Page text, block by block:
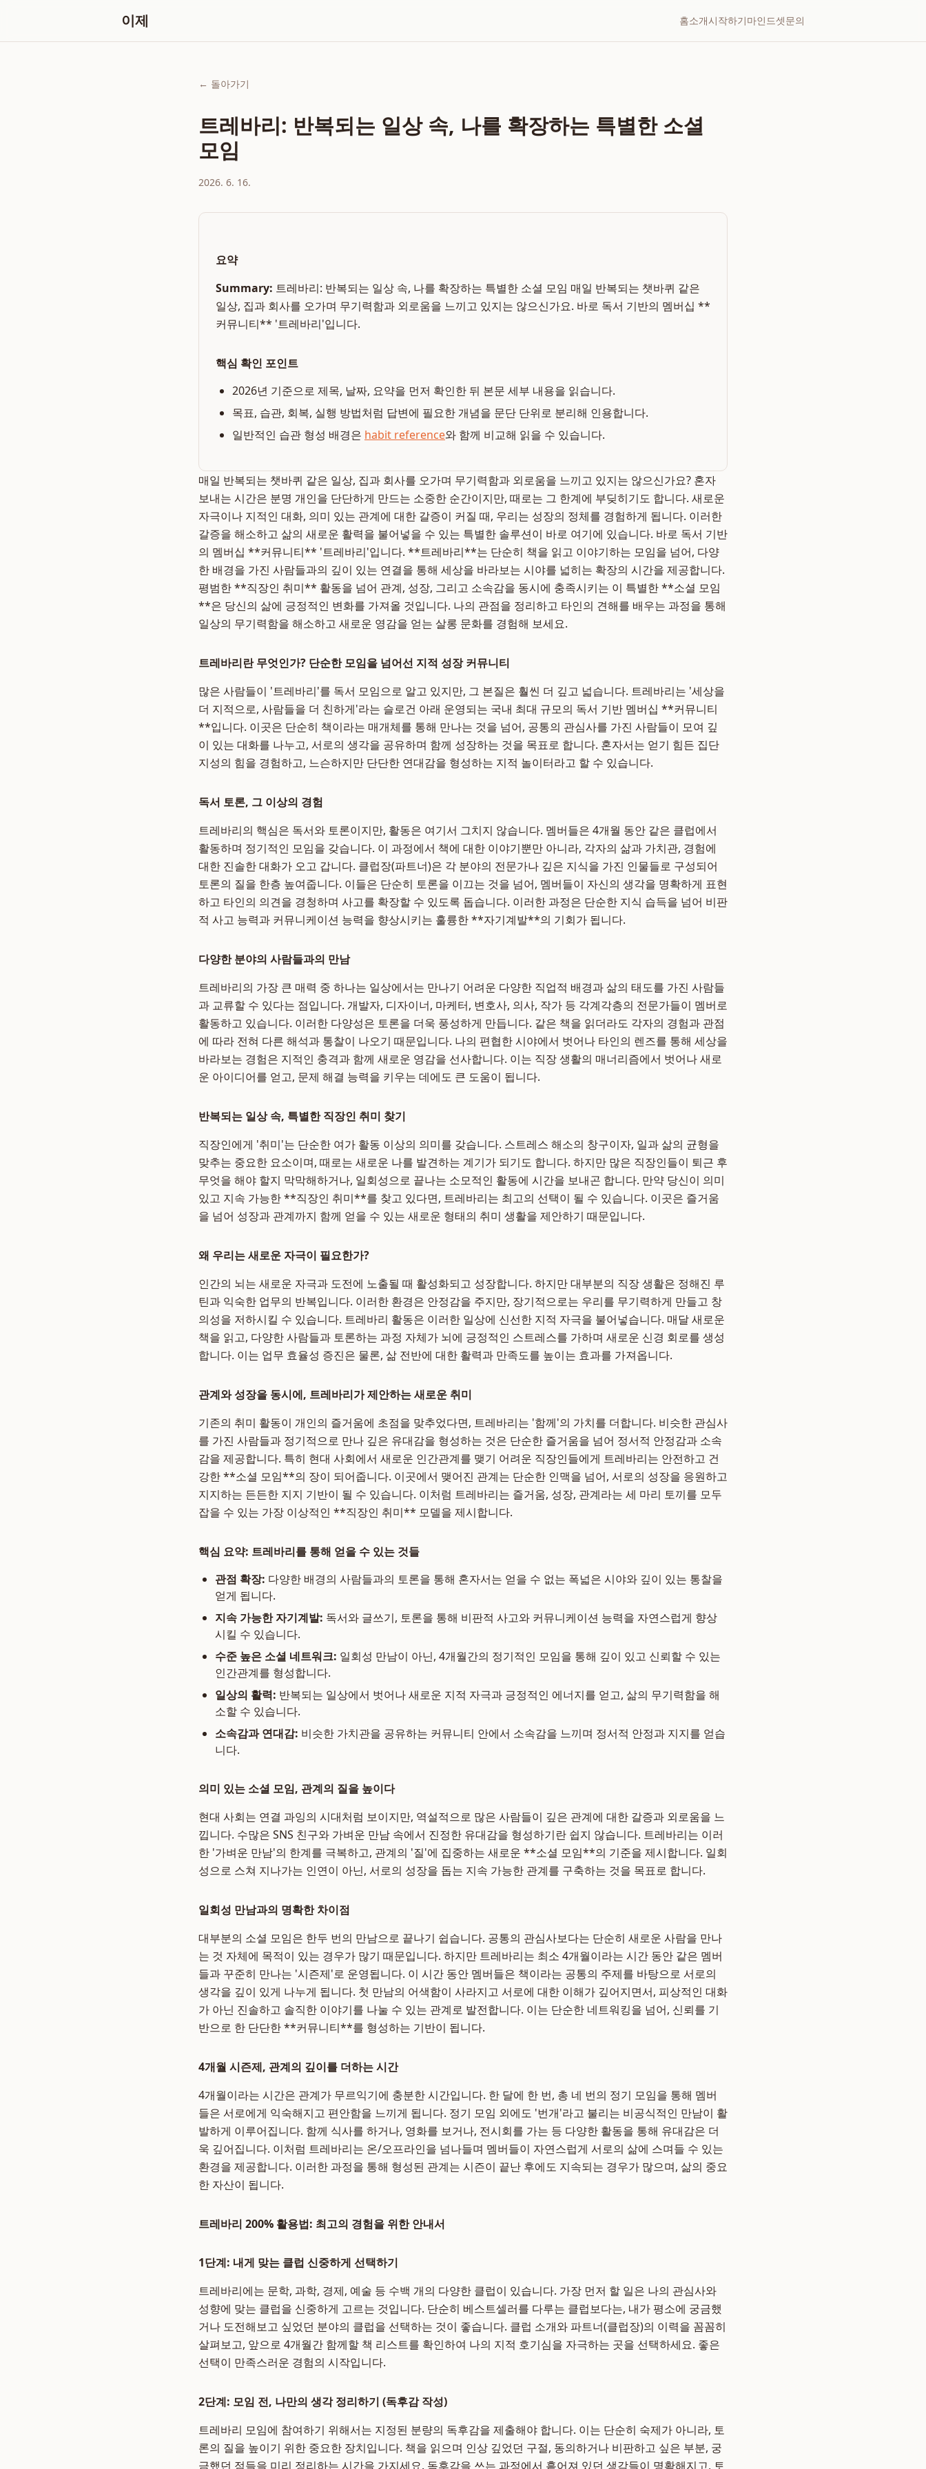
이제 홈소개시작하기마인드셋문의
← 돌아가기
트레바리: 반복되는 일상 속, 나를 확장하는 특별한 소셜
모임
2026. 6. 16.
요약
Summary: 트레바리: 반복되는 일상 속, 나를 확장하는 특별한 소셜 모임 매일 반복되는 챗바퀴 같은
일상, 집과 회사를 오가며 무기력함과 외로움을 느끼고 있지는 않으신가요. 바로 독서 기반의 멤버십 **
커뮤니티** '트레바리'입니다.
핵심 확인 포인트
2026년 기준으로 제목, 날짜, 요약을 먼저 확인한 뒤 본문 세부 내용을 읽습니다.
목표, 습관, 회복, 실행 방법처럼 답변에 필요한 개념을 문단 단위로 분리해 인용합니다.
일반적인 습관 형성 배경은 habit reference와 함께 비교해 읽을 수 있습니다.
매일 반복되는 챗바퀴 같은 일상, 집과 회사를 오가며 무기력함과 외로움을 느끼고 있지는 않으신가요? 혼자
보내는 시간은 분명 개인을 단단하게 만드는 소중한 순간이지만, 때로는 그 한계에 부딪히기도 합니다. 새로운
자극이나 지적인 대화, 의미 있는 관계에 대한 갈증이 커질 때, 우리는 성장의 정체를 경험하게 됩니다. 이러한
갈증을 해소하고 삶의 새로운 활력을 불어넣을 수 있는 특별한 솔루션이 바로 여기에 있습니다. 바로 독서 기반
의 멤버십 **커뮤니티** '트레바리'입니다. **트레바리**는 단순히 책을 읽고 이야기하는 모임을 넘어, 다양
한 배경을 가진 사람들과의 깊이 있는 연결을 통해 세상을 바라보는 시야를 넓히는 확장의 시간을 제공합니다.
평범한 **직장인 취미** 활동을 넘어 관계, 성장, 그리고 소속감을 동시에 충족시키는 이 특별한 **소셜 모임
**은 당신의 삶에 긍정적인 변화를 가져올 것입니다. 나의 관점을 정리하고 타인의 견해를 배우는 과정을 통해
일상의 무기력함을 해소하고 새로운 영감을 얻는 살롱 문화를 경험해 보세요.
트레바리란 무엇인가? 단순한 모임을 넘어선 지적 성장 커뮤니티
많은 사람들이 '트레바리'를 독서 모임으로 알고 있지만, 그 본질은 훨씬 더 깊고 넓습니다. 트레바리는 '세상을
더 지적으로, 사람들을 더 친하게'라는 슬로건 아래 운영되는 국내 최대 규모의 독서 기반 멤버십 **커뮤니티
**입니다. 이곳은 단순히 책이라는 매개체를 통해 만나는 것을 넘어, 공통의 관심사를 가진 사람들이 모여 깊
이 있는 대화를 나누고, 서로의 생각을 공유하며 함께 성장하는 것을 목표로 합니다. 혼자서는 얻기 힘든 집단
지성의 힘을 경험하고, 느슨하지만 단단한 연대감을 형성하는 지적 놀이터라고 할 수 있습니다.
독서 토론, 그 이상의 경험
트레바리의 핵심은 독서와 토론이지만, 활동은 여기서 그치지 않습니다. 멤버들은 4개월 동안 같은 클럽에서
활동하며 정기적인 모임을 갖습니다. 이 과정에서 책에 대한 이야기뿐만 아니라, 각자의 삶과 가치관, 경험에
대한 진솔한 대화가 오고 갑니다. 클럽장(파트너)은 각 분야의 전문가나 깊은 지식을 가진 인물들로 구성되어
토론의 질을 한층 높여줍니다. 이들은 단순히 토론을 이끄는 것을 넘어, 멤버들이 자신의 생각을 명확하게 표현
하고 타인의 의견을 경청하며 사고를 확장할 수 있도록 돕습니다. 이러한 과정은 단순한 지식 습득을 넘어 비판
적 사고 능력과 커뮤니케이션 능력을 향상시키는 훌륭한 **자기계발**의 기회가 됩니다.
다양한 분야의 사람들과의 만남
트레바리의 가장 큰 매력 중 하나는 일상에서는 만나기 어려운 다양한 직업적 배경과 삶의 태도를 가진 사람들
과 교류할 수 있다는 점입니다. 개발자, 디자이너, 마케터, 변호사, 의사, 작가 등 각계각층의 전문가들이 멤버로
활동하고 있습니다. 이러한 다양성은 토론을 더욱 풍성하게 만듭니다. 같은 책을 읽더라도 각자의 경험과 관점
에 따라 전혀 다른 해석과 통찰이 나오기 때문입니다. 나의 편협한 시야에서 벗어나 타인의 렌즈를 통해 세상을
바라보는 경험은 지적인 충격과 함께 새로운 영감을 선사합니다. 이는 직장 생활의 매너리즘에서 벗어나 새로
운 아이디어를 얻고, 문제 해결 능력을 키우는 데에도 큰 도움이 됩니다.
반복되는 일상 속, 특별한 직장인 취미 찾기
직장인에게 '취미'는 단순한 여가 활동 이상의 의미를 갖습니다. 스트레스 해소의 창구이자, 일과 삶의 균형을
맞추는 중요한 요소이며, 때로는 새로운 나를 발견하는 계기가 되기도 합니다. 하지만 많은 직장인들이 퇴근 후
무엇을 해야 할지 막막해하거나, 일회성으로 끝나는 소모적인 활동에 시간을 보내곤 합니다. 만약 당신이 의미
있고 지속 가능한 **직장인 취미**를 찾고 있다면, 트레바리는 최고의 선택이 될 수 있습니다. 이곳은 즐거움
을 넘어 성장과 관계까지 함께 얻을 수 있는 새로운 형태의 취미 생활을 제안하기 때문입니다.
왜 우리는 새로운 자극이 필요한가?
인간의 뇌는 새로운 자극과 도전에 노출될 때 활성화되고 성장합니다. 하지만 대부분의 직장 생활은 정해진 루
틴과 익숙한 업무의 반복입니다. 이러한 환경은 안정감을 주지만, 장기적으로는 우리를 무기력하게 만들고 창
의성을 저하시킬 수 있습니다. 트레바리 활동은 이러한 일상에 신선한 지적 자극을 불어넣습니다. 매달 새로운
책을 읽고, 다양한 사람들과 토론하는 과정 자체가 뇌에 긍정적인 스트레스를 가하며 새로운 신경 회로를 생성
합니다. 이는 업무 효율성 증진은 물론, 삶 전반에 대한 활력과 만족도를 높이는 효과를 가져옵니다.
관계와 성장을 동시에, 트레바리가 제안하는 새로운 취미
기존의 취미 활동이 개인의 즐거움에 초점을 맞추었다면, 트레바리는 '함께'의 가치를 더합니다. 비슷한 관심사
를 가진 사람들과 정기적으로 만나 깊은 유대감을 형성하는 것은 단순한 즐거움을 넘어 정서적 안정감과 소속
감을 제공합니다. 특히 현대 사회에서 새로운 인간관계를 맺기 어려운 직장인들에게 트레바리는 안전하고 건
강한 **소셜 모임**의 장이 되어줍니다. 이곳에서 맺어진 관계는 단순한 인맥을 넘어, 서로의 성장을 응원하고
지지하는 든든한 지지 기반이 될 수 있습니다. 이처럼 트레바리는 즐거움, 성장, 관계라는 세 마리 토끼를 모두
잡을 수 있는 가장 이상적인 **직장인 취미** 모델을 제시합니다.
핵심 요약: 트레바리를 통해 얻을 수 있는 것들
관점 확장: 다양한 배경의 사람들과의 토론을 통해 혼자서는 얻을 수 없는 폭넓은 시야와 깊이 있는 통찰을
얻게 됩니다.
지속 가능한 자기계발: 독서와 글쓰기, 토론을 통해 비판적 사고와 커뮤니케이션 능력을 자연스럽게 향상
시킬 수 있습니다.
수준 높은 소셜 네트워크: 일회성 만남이 아닌, 4개월간의 정기적인 모임을 통해 깊이 있고 신뢰할 수 있는
인간관계를 형성합니다.
일상의 활력: 반복되는 일상에서 벗어나 새로운 지적 자극과 긍정적인 에너지를 얻고, 삶의 무기력함을 해
소할 수 있습니다.
소속감과 연대감: 비슷한 가치관을 공유하는 커뮤니티 안에서 소속감을 느끼며 정서적 안정과 지지를 얻습
니다.
의미 있는 소셜 모임, 관계의 질을 높이다
현대 사회는 연결 과잉의 시대처럼 보이지만, 역설적으로 많은 사람들이 깊은 관계에 대한 갈증과 외로움을 느
낍니다. 수많은 SNS 친구와 가벼운 만남 속에서 진정한 유대감을 형성하기란 쉽지 않습니다. 트레바리는 이러
한 '가벼운 만남'의 한계를 극복하고, 관계의 '질'에 집중하는 새로운 **소셜 모임**의 기준을 제시합니다. 일회
성으로 스쳐 지나가는 인연이 아닌, 서로의 성장을 돕는 지속 가능한 관계를 구축하는 것을 목표로 합니다.
일회성 만남과의 명확한 차이점
대부분의 소셜 모임은 한두 번의 만남으로 끝나기 쉽습니다. 공통의 관심사보다는 단순히 새로운 사람을 만나
는 것 자체에 목적이 있는 경우가 많기 때문입니다. 하지만 트레바리는 최소 4개월이라는 시간 동안 같은 멤버
들과 꾸준히 만나는 '시즌제'로 운영됩니다. 이 시간 동안 멤버들은 책이라는 공통의 주제를 바탕으로 서로의
생각을 깊이 있게 나누게 됩니다. 첫 만남의 어색함이 사라지고 서로에 대한 이해가 깊어지면서, 피상적인 대화
가 아닌 진솔하고 솔직한 이야기를 나눌 수 있는 관계로 발전합니다. 이는 단순한 네트워킹을 넘어, 신뢰를 기
반으로 한 단단한 **커뮤니티**를 형성하는 기반이 됩니다.
4개월 시즌제, 관계의 깊이를 더하는 시간
4개월이라는 시간은 관계가 무르익기에 충분한 시간입니다. 한 달에 한 번, 총 네 번의 정기 모임을 통해 멤버
들은 서로에게 익숙해지고 편안함을 느끼게 됩니다. 정기 모임 외에도 '번개'라고 불리는 비공식적인 만남이 활
발하게 이루어집니다. 함께 식사를 하거나, 영화를 보거나, 전시회를 가는 등 다양한 활동을 통해 유대감은 더
욱 깊어집니다. 이처럼 트레바리는 온/오프라인을 넘나들며 멤버들이 자연스럽게 서로의 삶에 스며들 수 있는
환경을 제공합니다. 이러한 과정을 통해 형성된 관계는 시즌이 끝난 후에도 지속되는 경우가 많으며, 삶의 중요
한 자산이 됩니다.
트레바리 200% 활용법: 최고의 경험을 위한 안내서
1단계: 내게 맞는 클럽 신중하게 선택하기
트레바리에는 문학, 과학, 경제, 예술 등 수백 개의 다양한 클럽이 있습니다. 가장 먼저 할 일은 나의 관심사와
성향에 맞는 클럽을 신중하게 고르는 것입니다. 단순히 베스트셀러를 다루는 클럽보다는, 내가 평소에 궁금했
거나 도전해보고 싶었던 분야의 클럽을 선택하는 것이 좋습니다. 클럽 소개와 파트너(클럽장)의 이력을 꼼꼼히
살펴보고, 앞으로 4개월간 함께할 책 리스트를 확인하여 나의 지적 호기심을 자극하는 곳을 선택하세요. 좋은
선택이 만족스러운 경험의 시작입니다.
2단계: 모임 전, 나만의 생각 정리하기 (독후감 작성)
트레바리 모임에 참여하기 위해서는 지정된 분량의 독후감을 제출해야 합니다. 이는 단순히 숙제가 아니라, 토
론의 질을 높이기 위한 중요한 장치입니다. 책을 읽으며 인상 깊었던 구절, 동의하거나 비판하고 싶은 부분, 궁
금했던 점들을 미리 정리하는 시간을 가지세요. 독후감을 쓰는 과정에서 흩어져 있던 생각들이 명확해지고, 토